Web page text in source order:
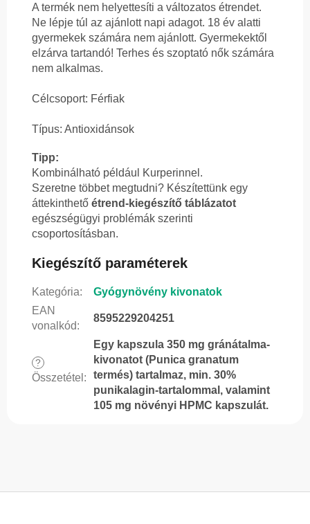
A termék nem helyettesíti a változatos étrendet.
Ne lépje túl az ajánlott napi adagot. 18 év alatti
gyermekek számára nem ajánlott. Gyermekektől
elzárva tartandó! Terhes és szoptató nők számára
nem alkalmas.
Célcsoport: Férfiak
Típus: Antioxidánsok
Tipp:
Kombinálható például Kurperinnel.
Szeretne többet megtudni? Készítettünk egy
áttekinthető étrend-kiegészítő táblázatot
egészségügyi problémák szerinti
csoportosításban.
Kiegészítő paraméterek
Kategória:
Gyógynövény kivonatok
EAN
vonalkód:
8595229204251
?
Összetétel :
Egy kapszula 350 mg gránátalma-
kivonatot (Punica granatum
termés) tartalmaz, min. 30%
punikalagin-tartalommal, valamint
105 mg növényi HPMC kapszulát.